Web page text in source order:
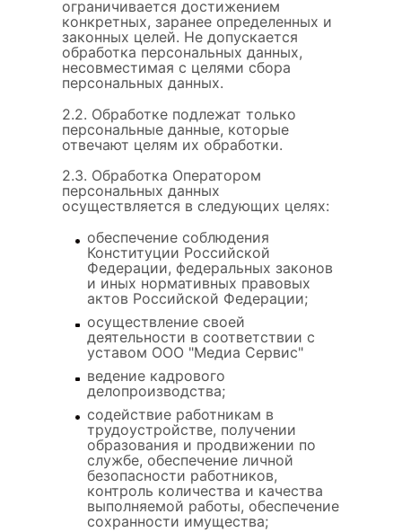
ограничивается достижением
конкретных, заранее определенных и
законных целей. Не допускается
обработка персональных данных,
несовместимая с целями сбора
персональных данных.
2.2. Обработке подлежат только
персональные данные, которые
отвечают целям их обработки.
2.3. Обработка Оператором
персональных данных
осуществляется в следующих целях:
обеспечение соблюдения
Конституции Российской
Федерации, федеральных законов
и иных нормативных правовых
актов Российской Федерации;
осуществление своей
деятельности в соответствии с
уставом ООО "Медиа Сервис"
ведение кадрового
делопроизводства;
содействие работникам в
трудоустройстве, получении
образования и продвижении по
службе, обеспечение личной
безопасности работников,
контроль количества и качества
выполняемой работы, обеспечение
сохранности имущества;